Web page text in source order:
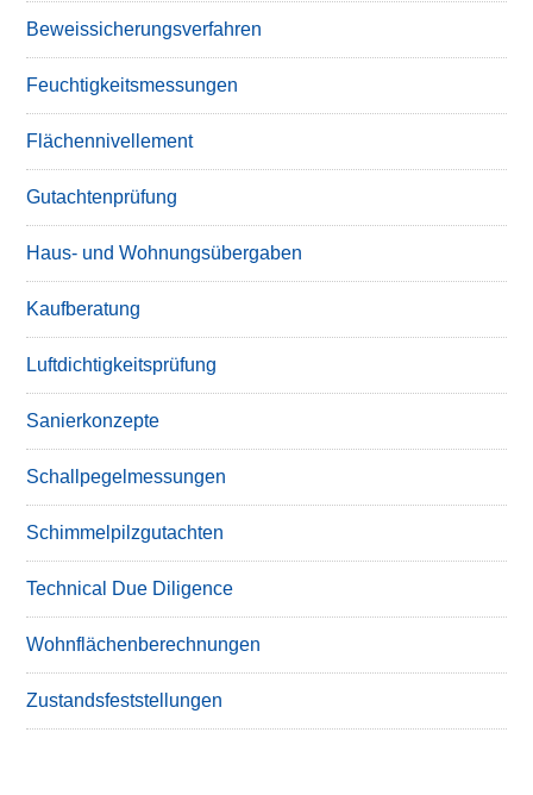
Beweissicherungsverfahren
Feuchtigkeitsmessungen
Flächennivellement
Gutachtenprüfung
Haus- und Wohnungsübergaben
Kaufberatung
Luftdichtigkeitsprüfung
Sanierkonzepte
Schallpegelmessungen
Schimmelpilzgutachten
Technical Due Diligence
Wohnflächenberechnungen
Zustandsfeststellungen